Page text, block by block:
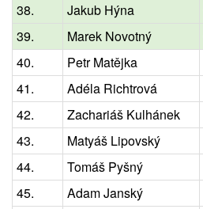
38.
Jakub Hýna
39.
Marek Novotný
40.
Petr Matějka
41.
Adéla Richtrová
42.
Zachariáš Kulhánek
43.
Matyáš Lipovský
44.
Tomáš Pyšný
45.
Adam Janský